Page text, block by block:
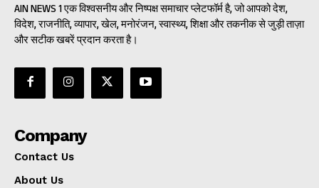
AIN NEWS 1 एक विश्वसनीय और निष्पक्ष समाचार प्लेटफॉर्म है, जो आपको देश,
विदेश, राजनीति, व्यापार, खेल, मनोरंजन, स्वास्थ्य, शिक्षा और तकनीक से जुड़ी ताज़ा
और सटीक खबरें प्रदान करता है।
Company
Contact Us
About Us